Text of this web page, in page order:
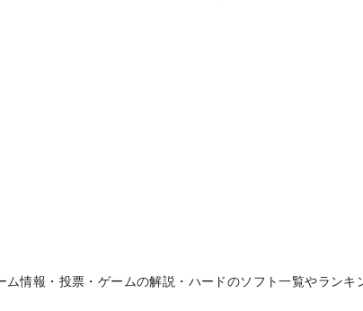
ム情報・投票・ゲームの解説・ハードのソフト一覧やランキ